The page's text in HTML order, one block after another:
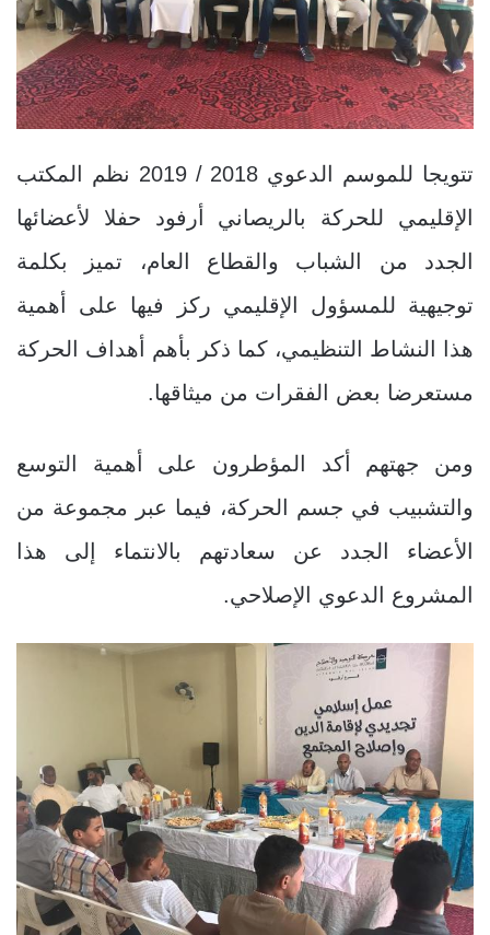
تتويجا للموسم الدعوي 2018 / 2019 نظم المكتب
الإقليمي للحركة بالريصاني أرفود حفلا لأعضائها
الجدد من الشباب والقطاع العام، تميز بكلمة
توجيهية للمسؤول الإقليمي ركز فيها على أهمية
هذا النشاط التنظيمي، كما ذكر بأهم أهداف الحركة
مستعرضا بعض الفقرات من ميثاقها.
ومن جهتهم أكد المؤطرون على أهمية التوسع
والتشبيب في جسم الحركة، فيما عبر مجموعة من
الأعضاء الجدد عن سعادتهم بالانتماء إلى هذا
المشروع الدعوي الإصلاحي.